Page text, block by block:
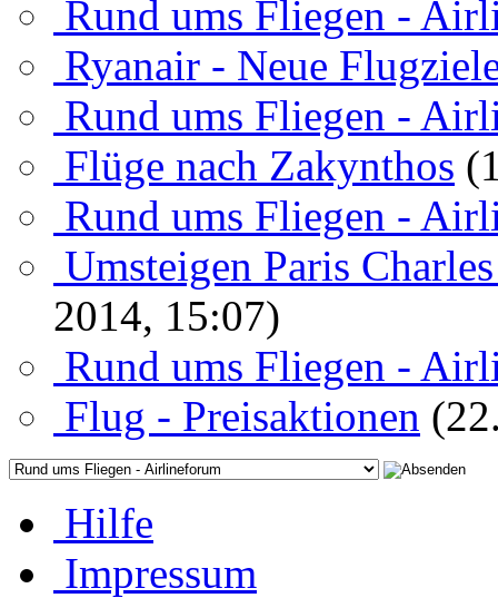
Rund ums Fliegen -
Ryanair - Neue
Rund ums Fliegen -
Flüge nach Zakynthos
Rund ums Fliegen -
Umsteigen Paris
2014, 15:07)
Rund ums Fliegen -
Flug - Preisaktionen
Hilfe
Impressum